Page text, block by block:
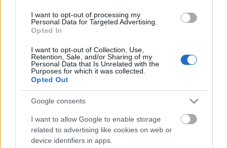
I want to opt-out of processing my
Personal Data for Targeted Advertising.
Opted In
I want to opt-out of Collection, Use,
Retention, Sale, and/or Sharing of my
Personal Data that Is Unrelated with the
Purposes for which it was collected.
Opted Out
Google consents
I want to allow Google to enable storage
related to advertising like cookies on web or
device identifiers in apps.
Hozzáadjuk a többi alaplét, beletesszük a
medvehagymát, megsózzuk és puhára főzzük.
Ha elkészült, 5-6 nagyobb karfiolrózsát kiveszünk és
félretesszük a tálaláshoz.